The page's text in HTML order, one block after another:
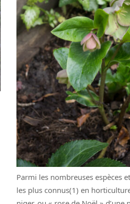
Parmi les nombreuses espèces
les plus connus(1) en